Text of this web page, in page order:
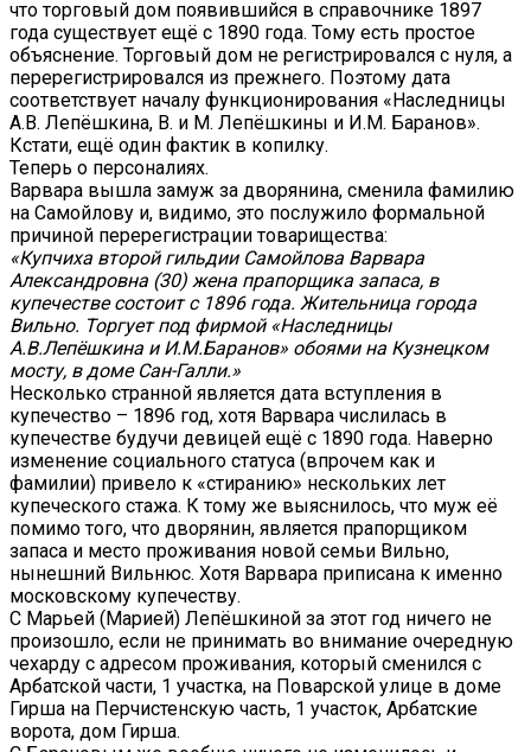
что торговый дом появившийся в справочнике 1897
года существует ещё с 1890 года. Тому есть простое
объяснение. Торговый дом не регистрировался с нуля, а
перерегистрировался из прежнего. Поэтому дата
соответствует началу функционирования «Наследницы
А.В. Лепёшкина, В. и М. Лепёшкины и И.М. Баранов».
Кстати, ещё один фактик в копилку.
Теперь о персоналиях.
Варвара вышла замуж за дворянина, сменила фамилию
на Самойлову и, видимо, это послужило формальной
причиной перерегистрации товарищества:
«Купчиха второй гильдии Самойлова Варвара
Александровна (30) жена прапорщика запаса, в
купечестве состоит с 1896 года. Жительница города
Вильно. Торгует под фирмой «Наследницы
А.В.Лепёшкина и И.М.Баранов» обоями на Кузнецком
мосту, в доме Сан-Галли.»
Несколько странной является дата вступления в
купечество – 1896 год, хотя Варвара числилась в
купечестве будучи девицей ещё с 1890 года. Наверно
изменение социального статуса (впрочем как и
фамилии) привело к «стиранию» нескольких лет
купеческого стажа. К тому же выяснилось, что муж её
помимо того, что дворянин, является прапорщиком
запаса и место проживания новой семьи Вильно,
нынешний Вильнюс. Хотя Варвара приписана к именно
московскому купечеству.
С Марьей (Марией) Лепёшкиной за этот год ничего не
произошло, если не принимать во внимание очередную
чехарду с адресом проживания, который сменился с
Арбатской части, 1 участка, на Поварской улице в доме
Гирша на Перчистенскую часть, 1 участок, Арбатские
ворота, дом Гирша.